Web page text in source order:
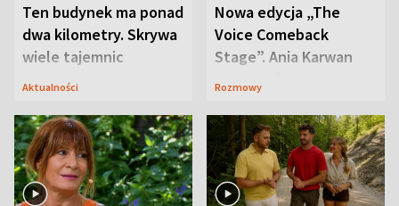
Ten budynek ma ponad
dwa kilometry. Skrywa
wiele tajemnic
Aktualności
Nowa edycja „The
Voice Comeback
Stage”. Ania Karwan
zapowiada
Rozmowy